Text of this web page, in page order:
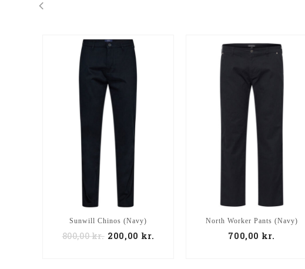
Sunwill Chinos (Navy)
800,00kr. 200,00 kr.
North Worker Pants (Navy)
700,00 kr.